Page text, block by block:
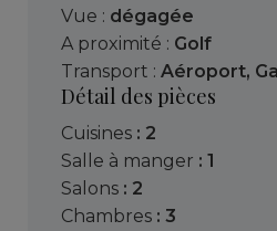
Vue : dégagée
A proximité : Golf
Transport : Aéroport,
Détail des pièces
cuisines : 2
salle à manger : 1
salons : 2
chambres : 3